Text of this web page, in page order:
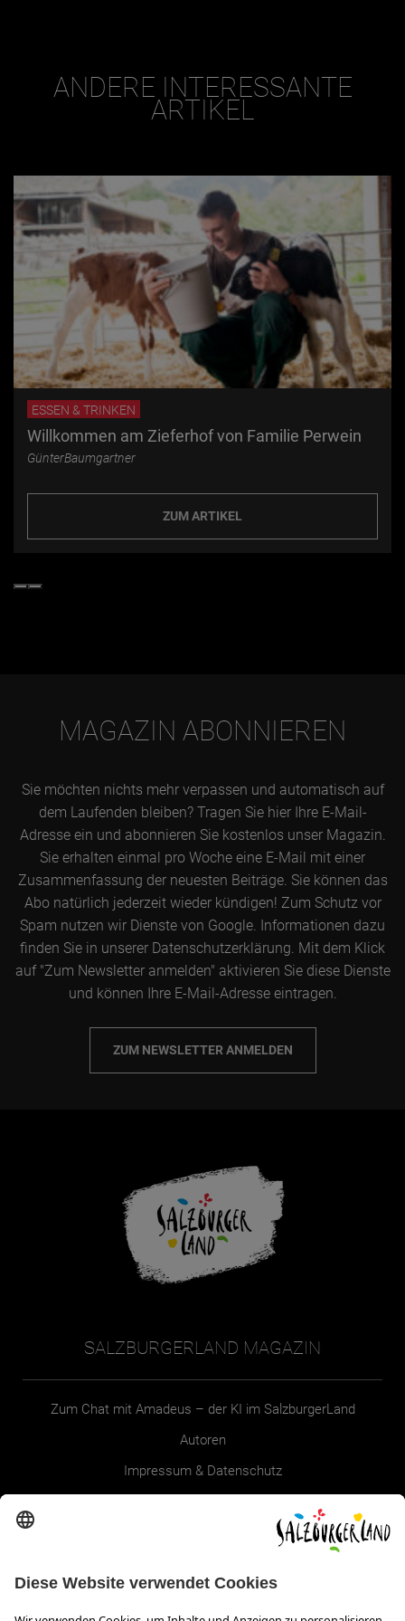
ANDERE INTERESSANTE
ARTIKEL
ESSEN & TRINKEN
Willkommen am Zieferhof von Familie Perwein
GünterBaumgartner
ZUM ARTIKEL
MAGAZIN ABONNIEREN
Sie möchten nichts mehr verpassen und automatisch auf
dem Laufenden bleiben? Tragen Sie hier Ihre E-Mail-
Adresse ein und abonnieren Sie kostenlos unser Magazin.
Sie erhalten einmal pro Woche eine E-Mail mit einer
Zusammenfassung der neuesten Beiträge. Sie können das
Abo natürlich jederzeit wieder kündigen! Zum Schutz vor
Spam nutzen wir Dienste von Google. Informationen dazu
finden Sie in unserer Datenschutzerklärung. Mit dem Klick
auf "Zum Newsletter anmelden" aktivieren Sie diese Dienste
und können Ihre E-Mail-Adresse eintragen.
ZUM NEWSLETTER ANMELDEN
SALZBURGERLAND MAGAZIN
Zum Chat mit Amadeus – der KI im SalzburgerLand
Autoren
Impressum & Datenschutz
SALZBURGERLAND